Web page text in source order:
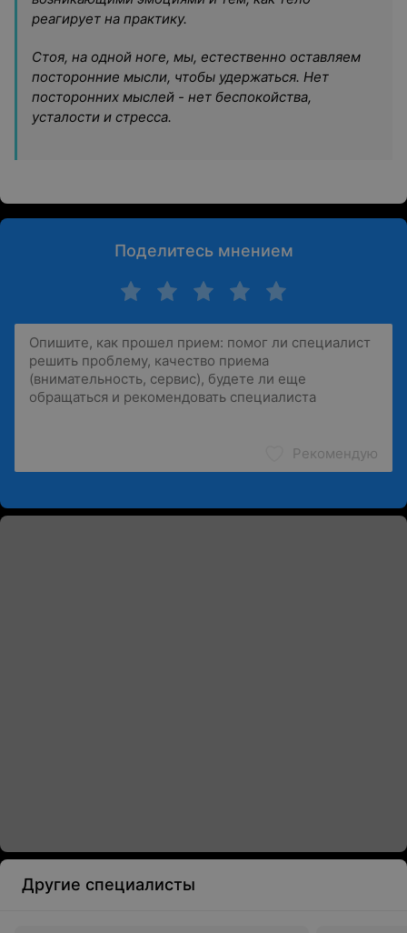
реагирует на практику.
Стоя, на одной ноге, мы, естественно оставляем
посторонние мысли, чтобы удержаться. Нет
посторонних мыслей - нет беспокойства,
усталости и стресса.
Поделитесь мнением
Рекомендую
Другие специалисты